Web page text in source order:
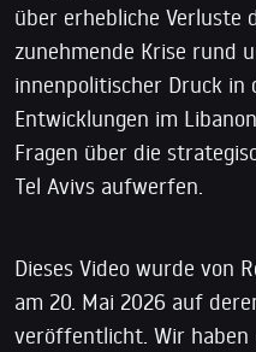
über erhebliche Verluste
zunehmende Krise rund
innenpolitischer Druck in
Entwicklungen im
Fragen über die
Tel Avivs aufwerfen.
Dieses Video wurde von
am 20. Mai 2026 auf
veröffentlicht. Wir haben